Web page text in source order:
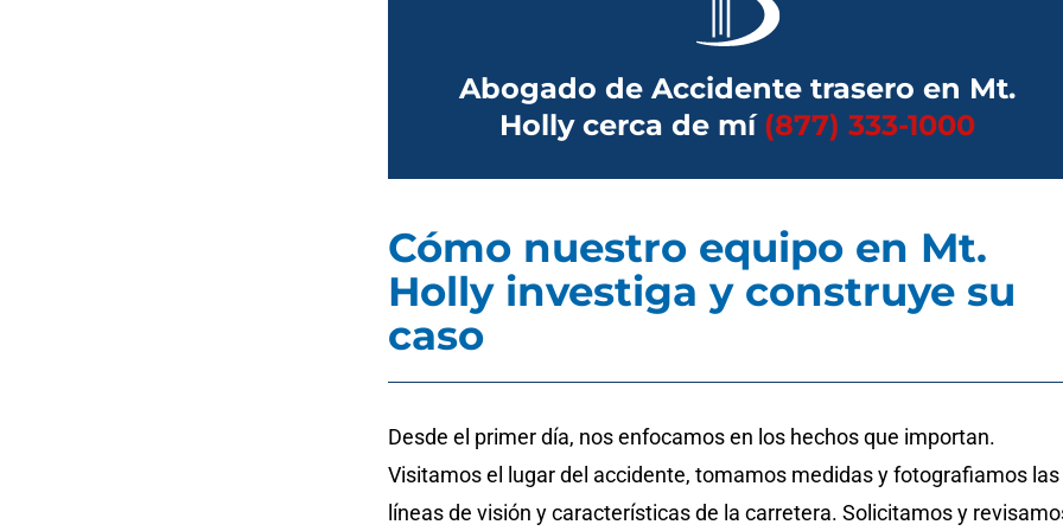
Abogado de Accidente trasero en Mt.
Holly cerca de mí (877) 333-1000
Cómo nuestro equipo en Mt.
Holly investiga y construye su
caso
Desde el primer día, nos enfocamos en los hechos que importan.
Visitamos el lugar del accidente, tomamos medidas y fotografiamos las
líneas de visión y características de la carretera. Solicitamos y